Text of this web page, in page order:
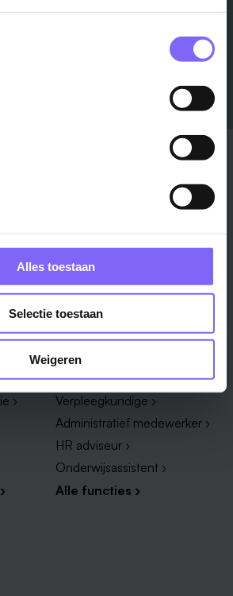
Alles toestaan
Selectie toestaan
Weigeren
›
Functie
Productiemedewerker ›
Verpleegkundige ›
Administratief medewerker ›
HR adviseur ›
Onderwijsassistent ›
Alle functies ›